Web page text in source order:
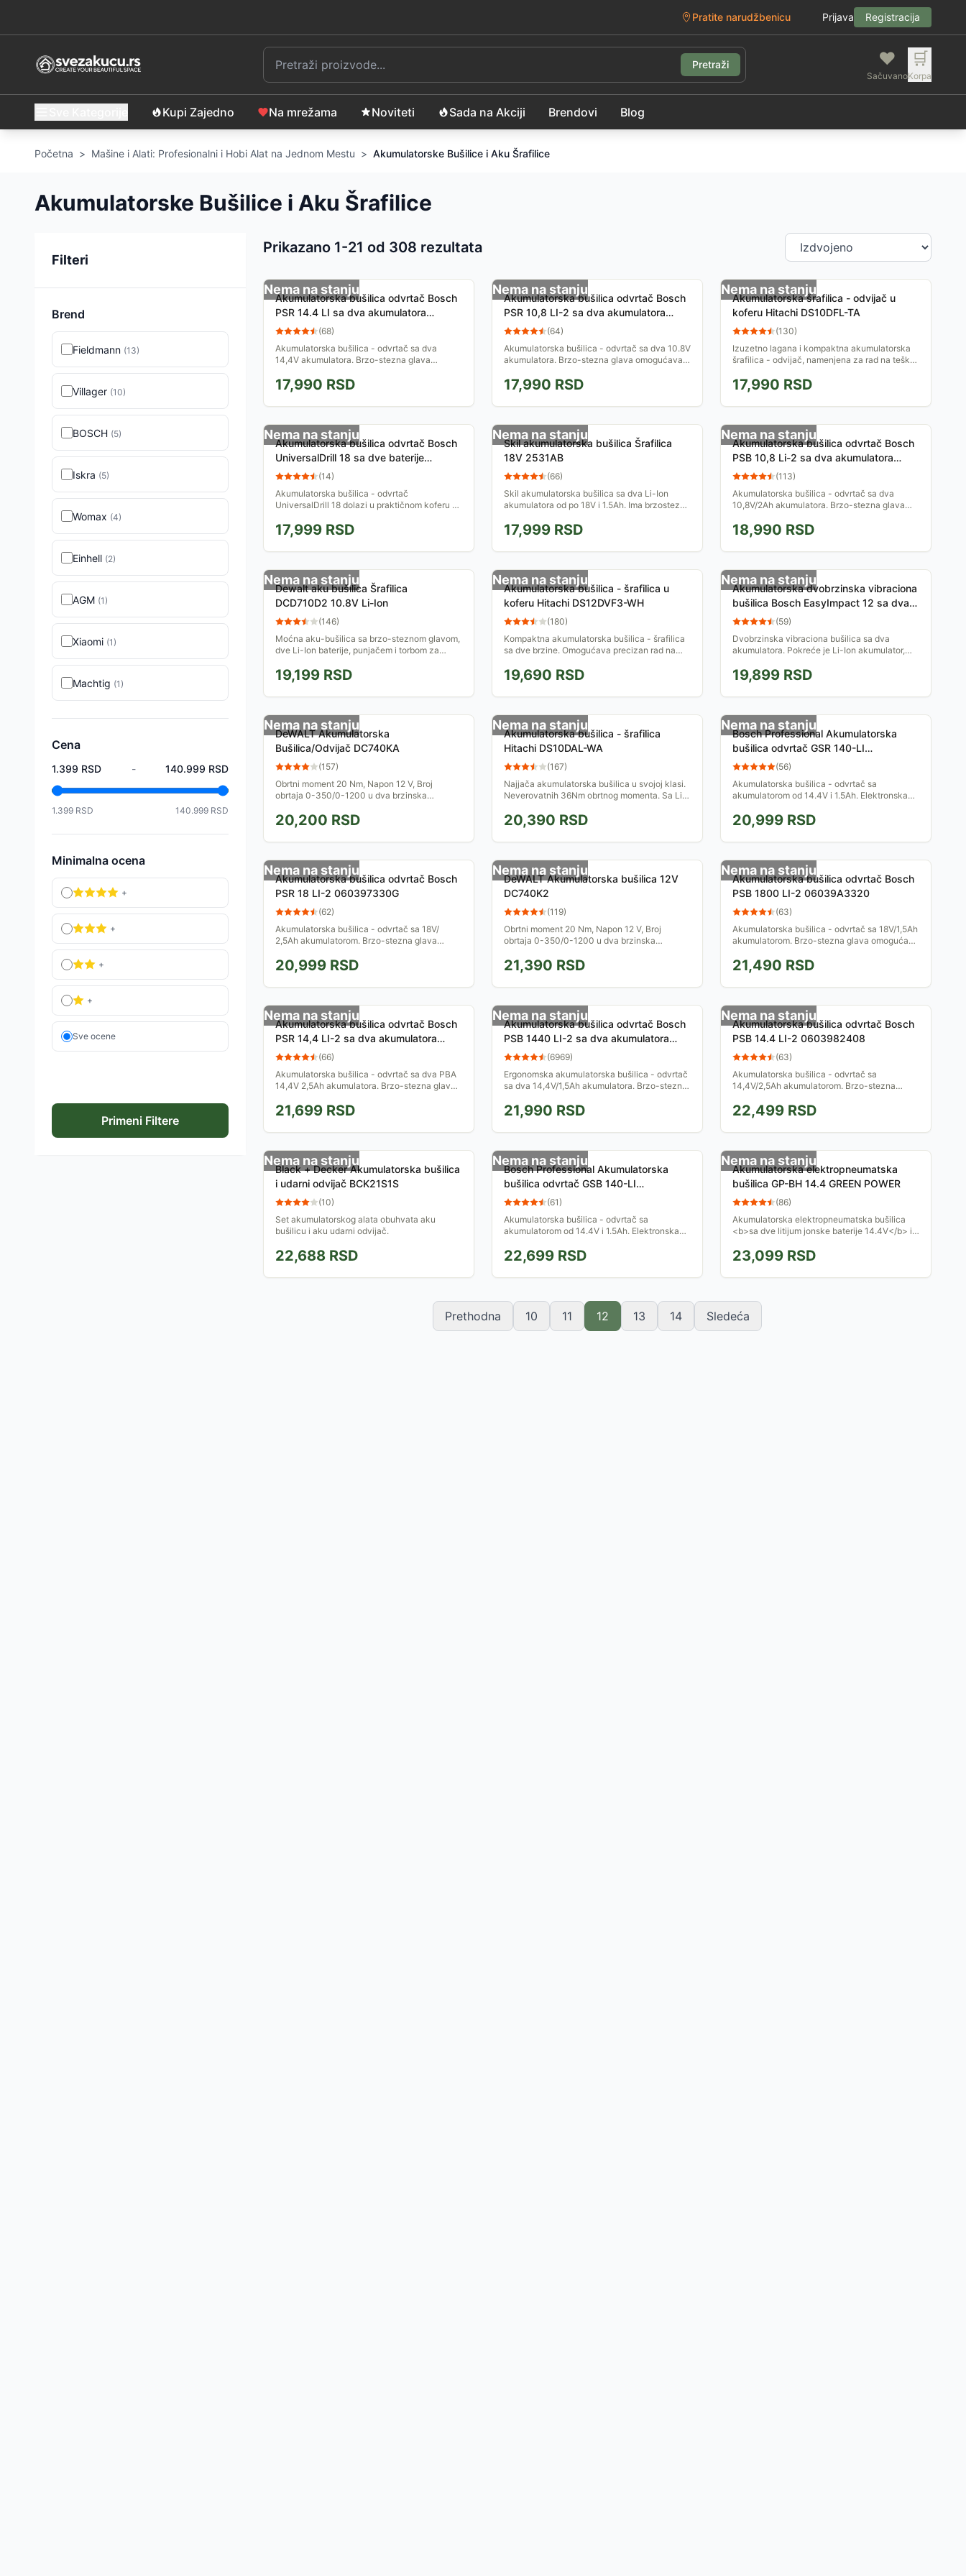
Pratite narudžbenicu Prijava Registracija
Pretraži ❤️
Sačuvano
🛒
Korpa
Kupi Zajedno Na mrežama Noviteti Sada na Akciji Brendovi Blog
Početna > Mašine i Alati: Profesionalni i Hobi Alat na Jednom Mestu > Akumulatorske Bušilice i Aku Šrafilice
Akumulatorske Bušilice i Aku Šrafilice
Filteri
Brend
Fieldmann (13)
Villager (10)
BOSCH (5)
Iskra (5)
Womax (4)
Einhell (2)
AGM (1)
Xiaomi (1)
Machtig (1)
Cena
1.399 RSD - 140.999 RSD
1.399 RSD 140.999 RSD
Minimalna ocena
+
+
+
+
Sve ocene
Primeni Filtere
Prikazano 1-21 od 308 rezultata
Sortiranje proizvoda
Nema na stanju
Akumulatorska bušilica odvrtač Bosch
PSR 14.4 LI sa dva akumulatora
0603954323
(68)
Akumulatorska bušilica - odvrtač sa dva
14,4V akumulatora. Brzo-stezna glava
svakom trenutku. Isporučuje se sa...
17,990 RSD
Nema na stanju
Akumulatorska bušilica odvrtač Bosch
PSR 10,8 LI-2 sa dva akumulatora
0603972926
(64)
Akumulatorska bušilica - odvrtač sa dva 10.8V
akumulatora. Brzo-stezna glava omogućava
Isporučuje se sa...
17,990 RSD
Nema na stanju
Akumulatorska šrafilica - odvijač u
koferu Hitachi DS10DFL-TA
(130)
Izuzetno lagana i kompaktna akumulatorska
šrafilica - odvijač, namenjena za rad na teško
baterije,...
17,990 RSD
Nema na stanju
Akumulatorska bušilica odvrtač Bosch
UniversalDrill 18 sa dve baterije
06039D4002
(14)
Akumulatorska bušilica - odvrtač
UniversalDrill 18 dolazi u praktičnom koferu za
od 18V i 1.5Ah.
17,999 RSD
Nema na stanju
Skil akumulatorska bušilica Šrafilica
18V 2531AB
(66)
Skil akumulatorska bušilica sa dva Li-Ion
akumulatora od po 18V i 1.5Ah. Ima brzosteznu
17,999 RSD
Nema na stanju
Akumulatorska bušilica odvrtač Bosch
PSB 10,8 Li-2 sa dva akumulatora
0603983924
(113)
Akumulatorska bušilica - odvrtač sa dva
10,8V/2Ah akumulatora. Brzo-stezna glava
svakom trenutku. Isporučuje se sa...
18,990 RSD
Nema na stanju
Dewalt aku bušilica Šrafilica
DCD710D2 10.8V Li-Ion
(146)
Moćna aku-bušilica sa brzo-steznom glavom,
dve Li-Ion baterije, punjačem i torbom za
težina čine je idealnom...
19,199 RSD
Nema na stanju
Akumulatorska bušilica - šrafilica u
koferu Hitachi DS12DVF3-WH
(180)
Kompaktna akumulatorska bušilica - šrafilica
sa dve brzine. Omogućava precizan rad na
koferu sa dve...
19,690 RSD
Nema na stanju
Akumulatorska dvobrzinska vibraciona
bušilica Bosch EasyImpact 12 sa dva
akumulatora 060398390E
(59)
Dvobrzinska vibraciona bušilica sa dva
akumulatora. Pokreće je Li-Ion akumulator,
meki rukohvat za...
19,899 RSD
Nema na stanju
DeWALT Akumulatorska
Bušilica/Odvijač DC740KA
(157)
Obrtni moment 20 Nm, Napon 12 V, Broj
obrtaja 0-350/0-1200 u dva brzinska
Kapacitet baterije 1.3 Ah, Male...
20,200 RSD
Nema na stanju
Akumulatorska bušilica - šrafilica
Hitachi DS10DAL-WA
(167)
Najjača akumulatorska bušilica u svojoj klasi.
Neverovatnih 36Nm obrtnog momenta. Sa Li-
precizan rad i na...
20,390 RSD
Nema na stanju
Bosch Professional Akumulatorska
bušilica odvrtač GSR 140-LI
06019F8000
(56)
Akumulatorska bušilica - odvrtač sa
akumulatorom od 14.4V i 1.5Ah. Elektronska
20,999 RSD
Nema na stanju
Akumulatorska bušilica odvrtač Bosch
PSR 18 LI-2 060397330G
(62)
Akumulatorska bušilica - odvrtač sa 18V/
2,5Ah akumulatorom. Brzo-stezna glava
svakom trenutku. Isporučuje se sa...
20,999 RSD
Nema na stanju
DeWALT Akumulatorska bušilica 12V
DC740K2
(119)
Obrtni moment 20 Nm, Napon 12 V, Broj
obrtaja 0-350/0-1200 u dva brzinska
Kapacitet baterije 2.0 Ah, Male...
21,390 RSD
Nema na stanju
Akumulatorska bušilica odvrtač Bosch
PSB 1800 LI-2 06039A3320
(63)
Akumulatorska bušilica - odvrtač sa 18V/1,5Ah
akumulatorom. Brzo-stezna glava omogućava
punjačem, u koferu...
21,490 RSD
Nema na stanju
Akumulatorska bušilica odvrtač Bosch
PSR 14,4 LI-2 sa dva akumulatora
060397340P
(66)
Akumulatorska bušilica - odvrtač sa dva PBA
14,4V 2,5Ah akumulatora. Brzo-stezna glava
svakom trenutku. Isporučuje...
21,699 RSD
Nema na stanju
Akumulatorska bušilica odvrtač Bosch
PSB 1440 LI-2 sa dva akumulatora
06039A3221
(6969)
Ergonomska akumulatorska bušilica - odvrtač
sa dva 14,4V/1,5Ah akumulatora. Brzo-stezna
Isporučuje se sa...
21,990 RSD
Nema na stanju
Akumulatorska bušilica odvrtač Bosch
PSB 14.4 LI-2 0603982408
(63)
Akumulatorska bušilica - odvrtač sa
14,4V/2,5Ah akumulatorom. Brzo-stezna
Isporučuje se sa punjačem, u koferu...
22,499 RSD
Nema na stanju
Black + Decker Akumulatorska bušilica
i udarni odvijač BCK21S1S
(10)
Set akumulatorskog alata obuhvata aku
bušilicu i aku udarni odvijač.
22,688 RSD
Nema na stanju
Bosch Professional Akumulatorska
bušilica odvrtač GSB 140-LI
06019F8200
(61)
Akumulatorska bušilica - odvrtač sa
akumulatorom od 14.4V i 1.5Ah. Elektronska
22,699 RSD
Nema na stanju
Akumulatorska elektropneumatska
bušilica GP-BH 14.4 GREEN POWER
(86)
Akumulatorska elektropneumatska bušilica
<b>sa dve litijum jonske baterije 14.4V</b> i
rad bez...
23,099 RSD
Prethodna 10 11 12 13 14 Sledeća